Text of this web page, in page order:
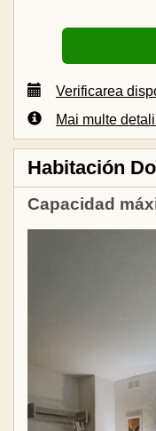
Verificarea
Mai multe
Habitación
Capacidad